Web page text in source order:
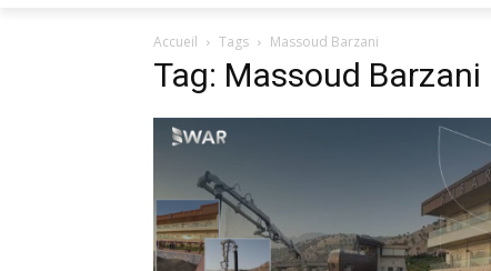
Accueil Tags Massoud Barzani
Tag: Massoud Barzani